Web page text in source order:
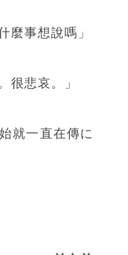
事想說嗎」
很悲哀。」
就一直在傳に